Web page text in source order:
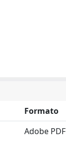
Formato
Adobe PDF